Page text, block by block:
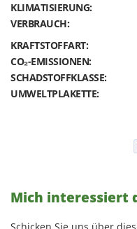
KLIMATISIERUNG:
VERBRAUCH:
KRAFTSTOFFART:
CO₂-EMISSIONEN:
SCHADSTOFFKLASSE:
UMWELTPLAKETTE:
Mich interessiert